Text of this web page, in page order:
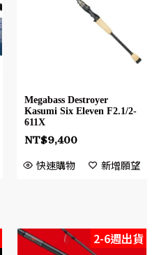
Megabass Destroyer
Kasumi Six Eleven F2.1/2-
611X
NT$9,400
快速購物 新增願望
2-6週出貨